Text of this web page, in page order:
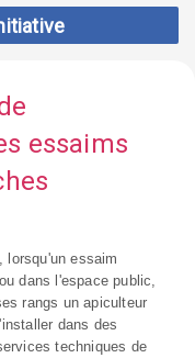
essaims
lorsqu'un essaim
dans l'espace public,
rangs un apiculteur
dans des
techniques de